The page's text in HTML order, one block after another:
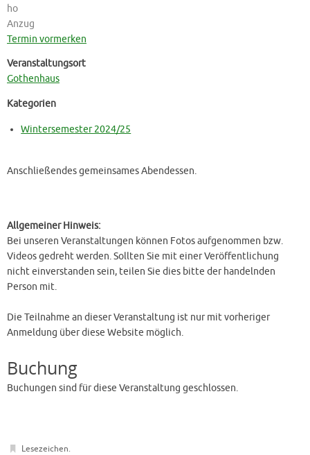
ho
Anzug
Termin vormerken
Veranstaltungsort
Gothenhaus
Kategorien
Wintersemester 2024/25
Anschließendes gemeinsames Abendessen.
Allgemeiner Hinweis:
Bei unseren Veranstaltungen können Fotos aufgenommen bzw.
Videos gedreht werden. Sollten Sie mit einer Veröffentlichung
nicht einverstanden sein, teilen Sie dies bitte der handelnden
Person mit.
Die Teilnahme an dieser Veranstaltung ist nur mit vorheriger
Anmeldung über diese Website möglich.
Buchung
Buchungen sind für diese Veranstaltung geschlossen.
Lesezeichen.